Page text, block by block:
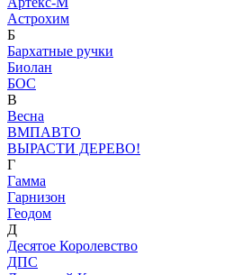
Астрохим
Б
Бархатные ручки
Биолан
БОС
В
Весна
ВМПАВТО
ВЫРАСТИ ДЕРЕВО!
Г
Гамма
Гарнизон
Геодом
Д
Десятое Королевство
ДПС